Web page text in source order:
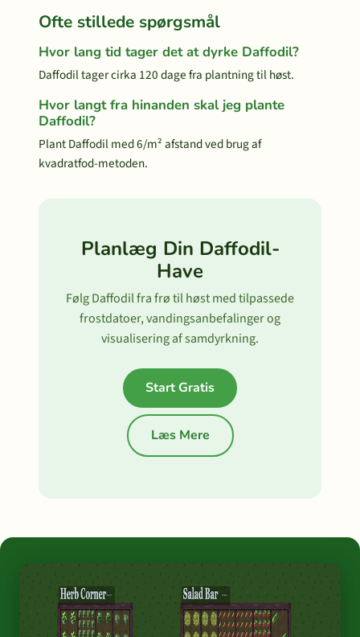
Ofte stillede spørgsmål
Hvor lang tid tager det at dyrke Daffodil?
Daffodil tager cirka 120 dage fra plantning til høst.
Hvor langt fra hinanden skal jeg plante
Daffodil?
Plant Daffodil med 6/m² afstand ved brug af
kvadratfod-metoden.
Planlæg Din Daffodil-
Have
Følg Daffodil fra frø til høst med tilpassede
frostdatoer, vandingsanbefalinger og
visualisering af samdyrkning.
Start Gratis
Læs Mere